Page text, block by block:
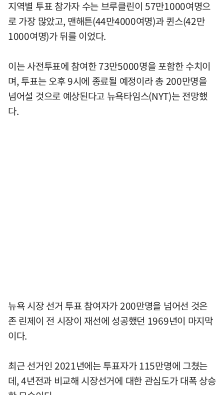
지역별 투표 참가자 수는 브루클린이 57만1000여명으
로 가장 많았고, 맨해튼(44만4000여명)과 퀸스(42만
1000여명)가 뒤를 이었다.
이는 사전투표에 참여한 73만5000명을 포함한 수치이
며, 투표는 오후 9시에 종료될 예정이라 총 200만명을
넘어설 것으로 예상된다고 뉴욕타임스(NYT)는 전망했
다.
뉴욕 시장 선거 투표 참여자가 200만명을 넘어선 것은
존 린제이 전 시장이 재선에 성공했던 1969년이 마지막
이다.
최근 선거인 2021년에는 투표자가 115만명에 그쳤는
데, 4년전과 비교해 시장선거에 대한 관심도가 대폭 상승